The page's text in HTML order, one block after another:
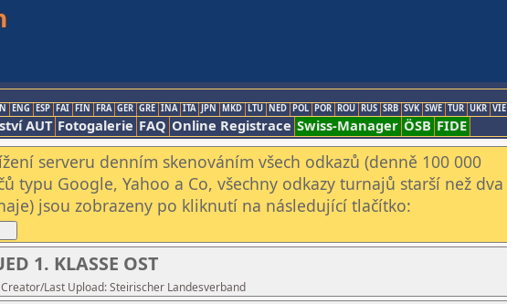
ENG ESP FAI FIN FRA GER GRE INA ITA JPN MKD LTU NED POL POR ROU RUS SRB SVK SWE TUR UKR VIE
AUT Fotogalerie FAQ Online Registrace Swiss-Manager ÖSB FIDE
serveru denním skenováním všech odkazů (denně 100 000
typu Google, Yahoo a Co, všechny odkazy turnajů starší než dva
jsou zobrazeny po kliknutí na následující tlačítko:
1. KLASSE OST
Last Upload: Steirischer Landesverband